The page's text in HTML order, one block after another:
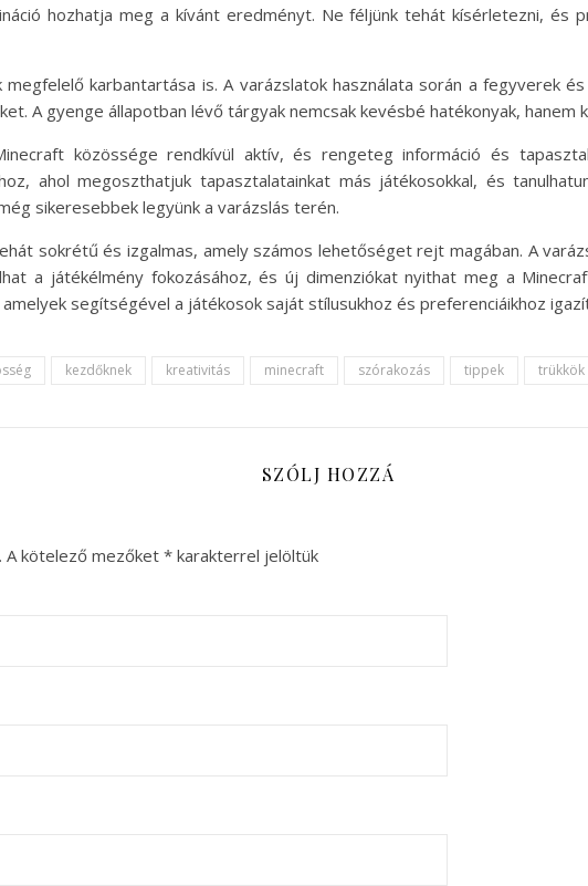
hozhatja meg a kívánt eredményt. Ne féljünk tehát kísérletezni, és
karbantartása is. A varázslatok használata során a fegyverek
A gyenge állapotban lévő tárgyak nemcsak kevésbé hatékonyak, hanem
közössége rendkívül aktív, és rengeteg információ és
ahol megoszthatjuk tapasztalatainkat más játékosokkal, és
sikeresebbek legyünk a varázslás terén.
sokrétű és izgalmas, amely számos lehetőséget rejt magában. A
a játékélmény fokozásához, és új dimenziókat nyithat meg a
segítségével a játékosok saját stílusukhoz és preferenciáikhoz
kezdőknek kreativitás minecraft szórakozás tippek trükkök
SZÓLJ HOZZÁ
A kötelező mezőket * karakterrel jelöltük